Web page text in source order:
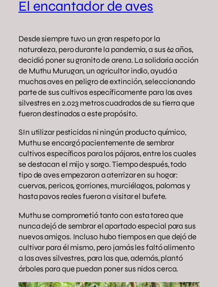
El encantador de aves
Desde siempre tuvo un gran respeto por la
naturaleza, pero durante la pandemia, a sus 62 años,
decidió poner su granito de arena. La solidaria acción
de Muthu Murugan, un agricultor indio, ayudó a
muchas aves en peligro de extinción, seleccionando
parte de sus cultivos específicamente para las aves
silvestres en 2.023 metros cuadrados de su tierra que
fueron destinados a este propósito.
SIn utilizar pesticidas ni ningún producto químico,
Muthu se encargó pacientemente de sembrar
cultivos específicos para los pájaros, entre los cuales
se destacan el mijo y sorgo. Tiempo después, todo
tipo de aves empezaron a aterrizar en su hogar:
cuervos, pericos, gorriones, murciélagos, palomas y
hasta pavos reales fueron a visitar el bufete.
Muthu se comprometió tanto con esta tarea que
nunca dejó de sembrar el apartado especial para sus
nuevos amigos. Incluso hubo tiempos en que dejó de
cultivar para él mismo, pero jamás les faltó alimento
a las aves silvestres, para las que, además, plantó
árboles para que puedan poner sus nidos cerca.